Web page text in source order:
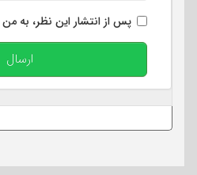
پس از انتشار این نظر، به
ارسال